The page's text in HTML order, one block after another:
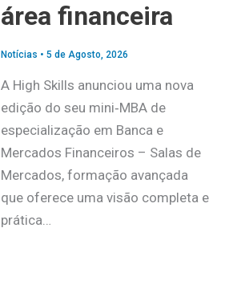
área financeira
Notícias • 5 de Agosto, 2026
A High Skills anunciou uma nova
edição do seu mini‑MBA de
especialização em Banca e
Mercados Financeiros – Salas de
Mercados, formação avançada
que oferece uma visão completa e
prática…